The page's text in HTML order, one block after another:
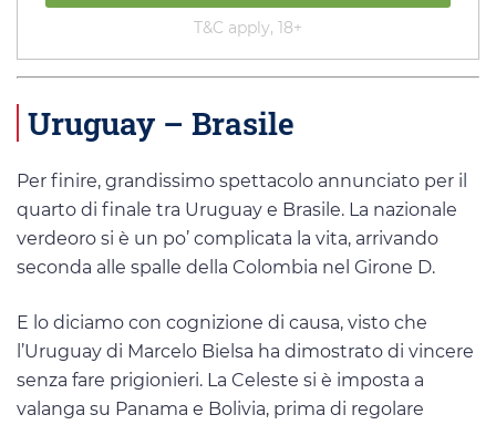
T&C apply, 18+
Uruguay – Brasile
Per finire, grandissimo spettacolo annunciato per il
quarto di finale tra Uruguay e Brasile. La nazionale
verdeoro si è un po’ complicata la vita, arrivando
seconda alle spalle della Colombia nel Girone D.
E lo diciamo con cognizione di causa, visto che
l’Uruguay di Marcelo Bielsa ha dimostrato di vincere
senza fare prigionieri. La Celeste si è imposta a
valanga su Panama e Bolivia, prima di regolare